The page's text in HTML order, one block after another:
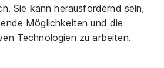
Sie kann herausfordernd sein,
Möglichkeiten und die
Technologien zu arbeiten.